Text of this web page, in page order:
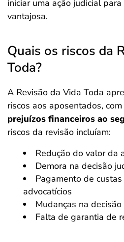
iniciar uma ação judicial
vantajosa.
Quais os riscos da
Toda?
A Revisão da Vida Toda
riscos aos aposentados,
prejuízos financeiros ao
riscos da revisão incluíam:
Redução do valor da
Demora na decisão
Pagamento de
advocatícios
Mudanças na decisão
Falta de garantia de